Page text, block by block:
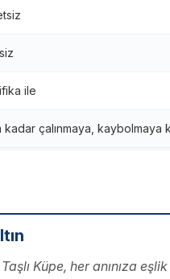
Küpe, her anınıza
ile
çalınmaya, kaybolmaya